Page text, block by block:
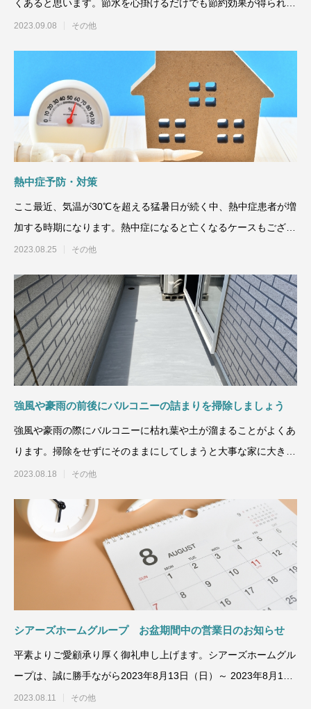
くあると思います。節水を心掛けるだけでも節約効果が得られま
すので、今回はトイレで
2023.09.08 その他
熱中症予防・対策
ここ最近、気温が30℃を超える猛暑日が続く中、熱中症患者が増
加する時期になります。熱中症になると亡くなるケースもござい
ますので今回は、熱中
2023.08.25 その他
強風や豪雨の前後にバルコニーの詰まりを掃除しましょう
強風や豪雨の際にバルコニーに枯れ葉や土が溜まることがよくあ
ります。掃除をせずにそのままにしてしまうと大事な家に大きな
被害を及ぼすこともあり
2023.08.18 その他
シアーズホームグループ お盆期間中の営業日のお知らせ
平素よりご愛顧承り厚く御礼申し上げます。シアーズホームグル
ープは、誠に勝手ながら2023年8月13日（日）～ 2023年8月16
日（水）ま
2023.08.11 その他